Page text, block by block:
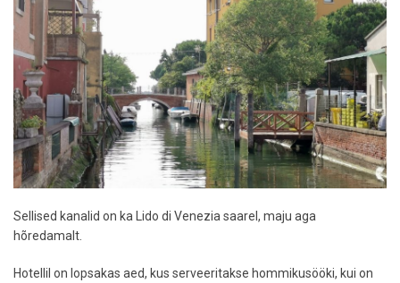
Sellised kanalid on ka Lido di Venezia saarel, maju aga
hõredamalt.
Hotellil on lopsakas aed, kus serveeritakse hommikusööki, kui on